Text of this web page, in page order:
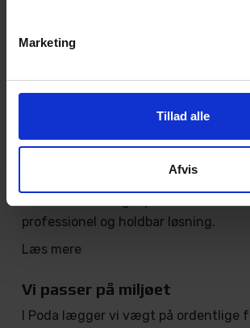
Marketing
Tillad alle
Afvis
Med rødder tilbage til 1975 er Poda
– det giver dig den bedst mulige
Totalentreprise
professionel og holdbar løsning.
Læs mere
Vi passer på miljøet
I Poda lægger vi vægt på ordentlige